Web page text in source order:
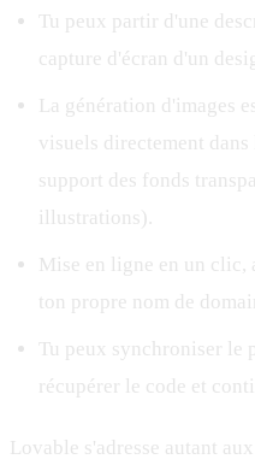
Tu peux partir d'une
capture d'écran d'un
La génération d'images
visuels directement
support des fonds
illustrations).
Mise en ligne en un clic,
ton propre nom de
Tu peux synchroniser le
récupérer le code et
Lovable s'adresse autant